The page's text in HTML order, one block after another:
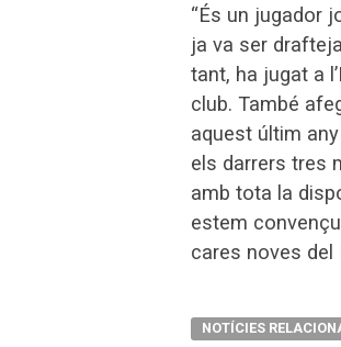
“És un jugador
ja va ser
tant, ha jugat a
club. També
aquest últim
els darrers tres
amb tota la
estem
cares noves del
NOTÍCIES